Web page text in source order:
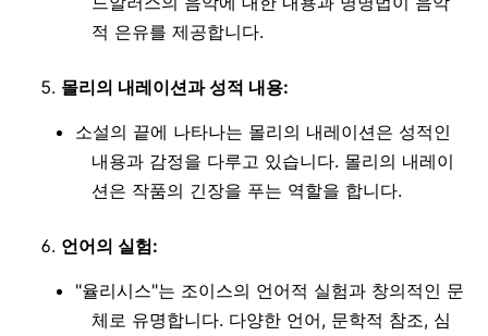
적 은유를 제공합니다.
몰리의 내레이션과 성적 내용:
소설의 끝에 나타나는 몰리의 내레이션은 성적인
내용과 감정을 다루고 있습니다. 몰리의 내레이
션은 작품의 긴장을 푸는 역할을 합니다.
언어의 실험:
"율리시스"는 조이스의 언어적 실험과 창의적인 문
체로 유명합니다. 다양한 언어, 문학적 참조, 심